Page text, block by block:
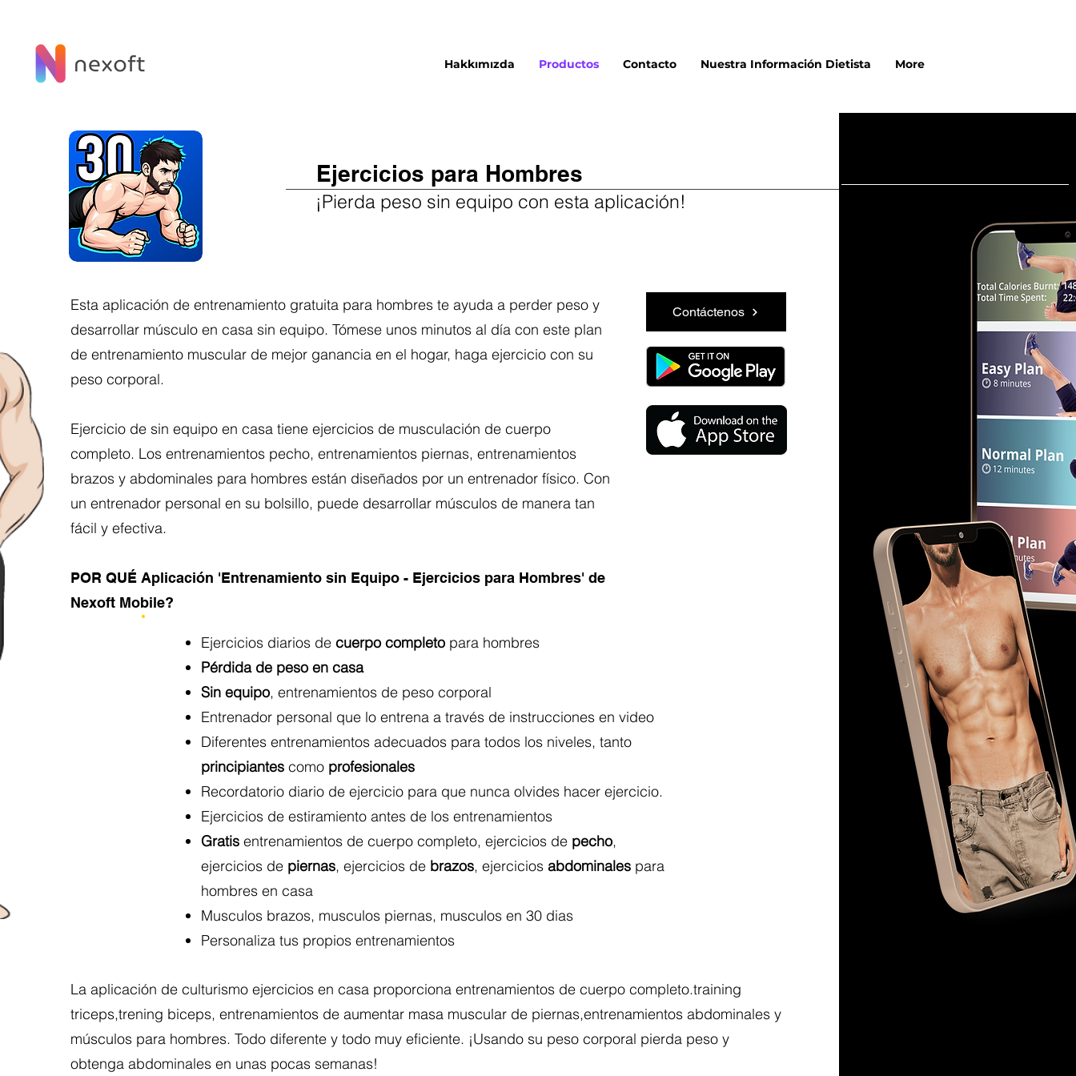
Hakkımızda Productos Contacto Nuestra Información Dietista More
Ejercicios para Hombres
¡Pierda peso sin equipo con esta aplicación!
Esta aplicación de entrenamiento gratuita para hombres te ayuda a perder peso y
desarrollar músculo en casa sin equipo. Tómese unos minutos al día con este plan
de entrenamiento muscular de mejor ganancia en el hogar, haga ejercicio con su
peso corporal.
Ejercicio de sin equipo en casa tiene ejercicios de musculación de cuerpo
completo. Los entrenamientos pecho, entrenamientos piernas, entrenamientos
brazos y abdominales para hombres están diseñados por un entrenador físico. Con
un entrenador personal en su bolsillo, puede desarrollar músculos de manera tan
fácil y efectiva.
POR QUÉ Aplicación 'Entrenamiento sin Equipo - Ejercicios para Hombres' de
Nexoft Mobile?
Contáctenos
Ejercicios diarios decuerpo completopara hombres
Pérdida de peso en casa
Sin equipo, entrenamientos de peso corporal
Entrenador personal que lo entrena a través de instrucciones en video
Diferentes entrenamientos adecuados para todos los niveles, tanto
principiantescomoprofesionales
Recordatorio diario de ejercicio para que nunca olvides hacer ejercicio.
Ejercicios de estiramiento antes de los entrenamientos
Gratisentrenamientos de cuerpo completo, ejercicios de pecho,
ejercicios de piernas, ejercicios de brazos, ejercicios abdominales para
hombres en casa
Musculos brazos, musculos piernas, musculos en 30 dias
Personaliza tus propios entrenamientos​
La aplicación de culturismo ejercicios en casa proporciona entrenamientos de cuerpo completo.training
triceps,trening biceps, entrenamientos de aumentar masa muscular de piernas,entrenamientos abdominales y
músculos para hombres. Todo diferente y todo muy eficiente. ¡Usando su peso corporal pierda peso y
obtenga abdominales en unas pocas semanas!